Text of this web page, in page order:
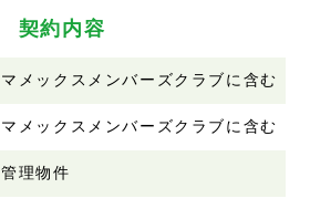
契約内容
マメックスメンバーズクラブに含む
マメックスメンバーズクラブに含む
管理物件